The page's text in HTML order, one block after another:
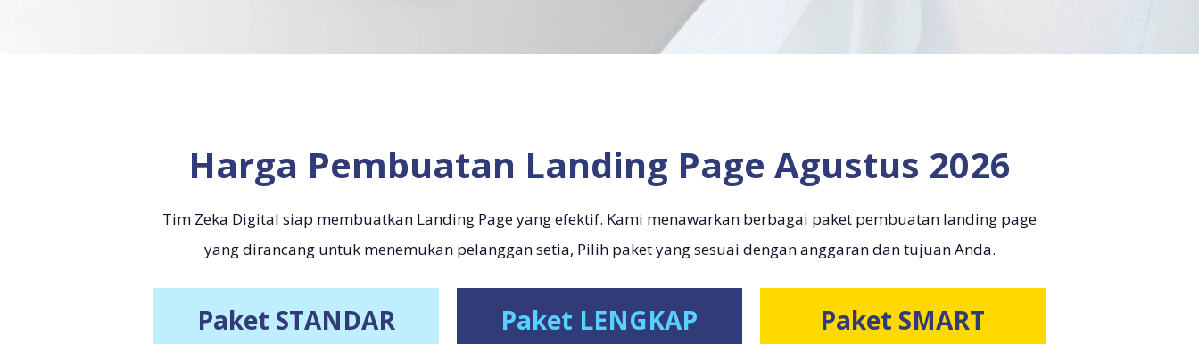
Harga Pembuatan Landing Page Agustus 2026
Tim Zeka Digital siap membuatkan Landing Page yang efektif. Kami menawarkan berbagai paket pembuatan landing page
yang dirancang untuk menemukan pelanggan setia, Pilih paket yang sesuai dengan anggaran dan tujuan Anda.
Paket STANDAR Paket LENGKAP Paket SMART